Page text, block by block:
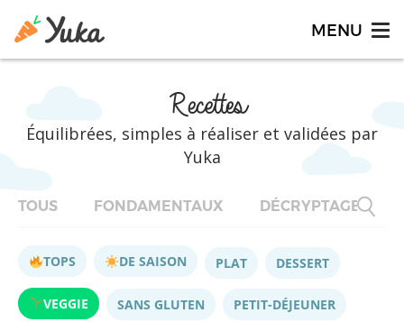
Recettes
Équilibrées, simples à réaliser et validées par
Yuka
TOUS FONDAMENTAUX DÉCRYPTAGES
TOPS DE SAISON PLAT DESSERT
VEGGIE SANS GLUTEN PETIT-DÉJEUNER